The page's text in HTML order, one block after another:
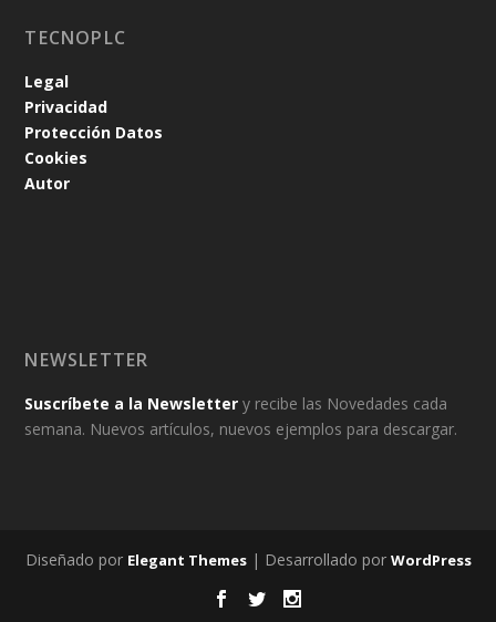
TECNOPLC
Legal
Privacidad
Protección Datos
Cookies
Autor
NEWSLETTER
Suscríbete a la Newsletter y recibe las Novedades cada
semana. Nuevos artículos, nuevos ejemplos para descargar.
Diseñado por Elegant Themes| Desarrollado por WordPress